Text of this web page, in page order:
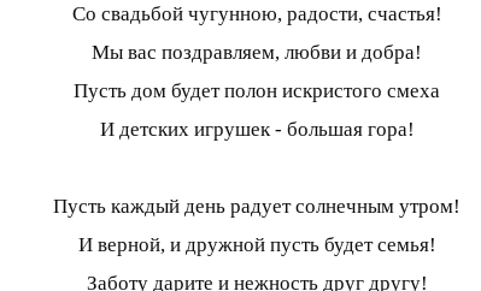
Со свадьбой чугунною, радости, счастья!
Мы вас поздравляем, любви и добра!
Пусть дом будет полон искристого смеха
И детских игрушек - большая гора!
Пусть каждый день радует солнечным утром!
И верной, и дружной пусть будет семья!
Заботу дарите и нежность друг другу!